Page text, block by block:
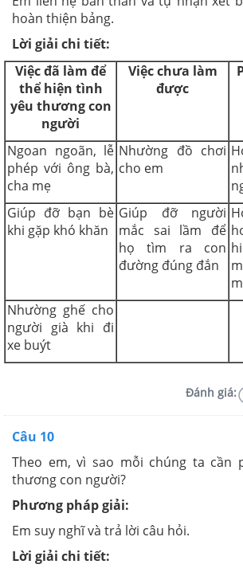
hoàn thiện bảng.
Lời giải chi tiết:
Việc đã làm để
thể hiện tình
yêu thương con
người
Việc chưa làm
được
Ngoan ngoãn, lễ
phép với ông bà,
cha mẹ
Nhường đồ chơi
cho em
Giúp đỡ bạn bè
khi gặp khó khăn
Giúp đỡ người
mắc sai lầm để
họ tìm ra con
đường đúng đắn
Nhường ghế cho
người già khi đi
xe buýt
Đánh giá:
Câu 10
Theo em, vì sao mỗi chúng ta cần
thương con người?
Phương pháp giải:
Em suy nghĩ và trả lời câu hỏi.
Lời giải chi tiết: